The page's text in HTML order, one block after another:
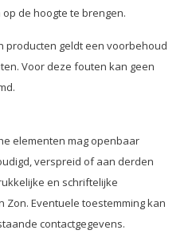
de hoogte te brengen.
producten geldt een voorbehoud
Voor deze fouten kan geen
elementen mag openbaar
verspreid of aan derden
en schriftelijke
Zon. Eventuele toestemming kan
contactgegevens.